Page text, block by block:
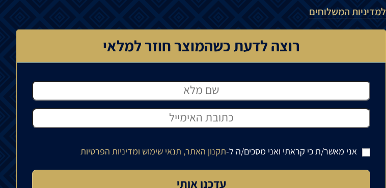
למדיניות המשלוחים
רוצה לדעת כשהמוצר חוזר למלאי
אני מאשר/ת כי קראתי ואני מסכים/ה ל-תקנון האתר, תנאי שימוש ומדיניות הפרטיות